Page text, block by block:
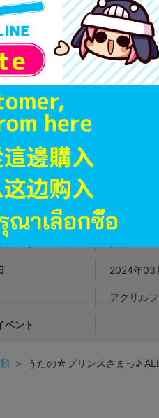
きましてはコチラ
状
A
690
ード
号 L05890288
テゴリ
2024年03
アクリル
ベント
> うたの☆プリンスさまっ♪ ALL